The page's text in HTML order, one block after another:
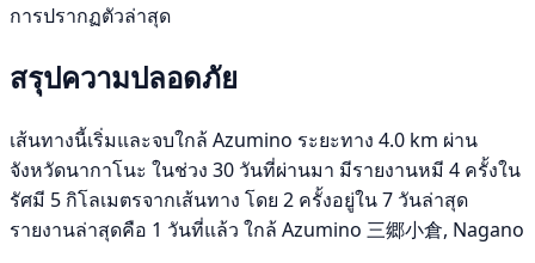
การปรากฏตัวล่าสุด
สรุปความปลอดภัย
เส้นทางนี้เริ่มและจบใกล้ Azumino ระยะทาง 4.0 km ผ่าน
จังหวัดนากาโนะ ในช่วง 30 วันที่ผ่านมา มีรายงานหมี 4 ครั้งใน
รัศมี 5 กิโลเมตรจากเส้นทาง โดย 2 ครั้งอยู่ใน 7 วันล่าสุด
รายงานล่าสุดคือ 1 วันที่แล้ว ใกล้ Azumino 三郷小倉, Nagano